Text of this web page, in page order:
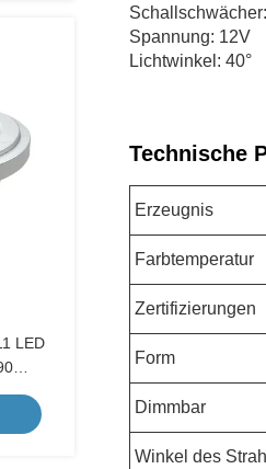
LED
Spannung: 12V
Lichtwinkel: 40°
Technische
Erzeugnis
Farbtemperatur
Zertifizierungen
Form
Dimmbar
Winkel des